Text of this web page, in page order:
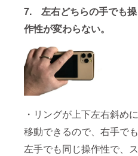
7. 左右どちらの手でも操
作性が変わらない。
・リングが上下左右斜めに
移動できるので、右手でも
左手でも同じ操作性で、ス